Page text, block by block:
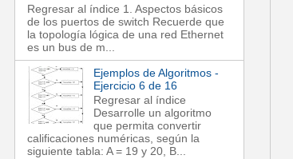
Regresar al índice 1. Aspectos básicos
de los puertos de switch Recuerde que
la topología lógica de una red Ethernet
es un bus de m...
Ejemplos de Algoritmos -
Ejercicio 6 de 16
Regresar al índice
Desarrolle un algoritmo
que permita convertir
calificaciones numéricas, según la
siguiente tabla: A = 19 y 20, B...